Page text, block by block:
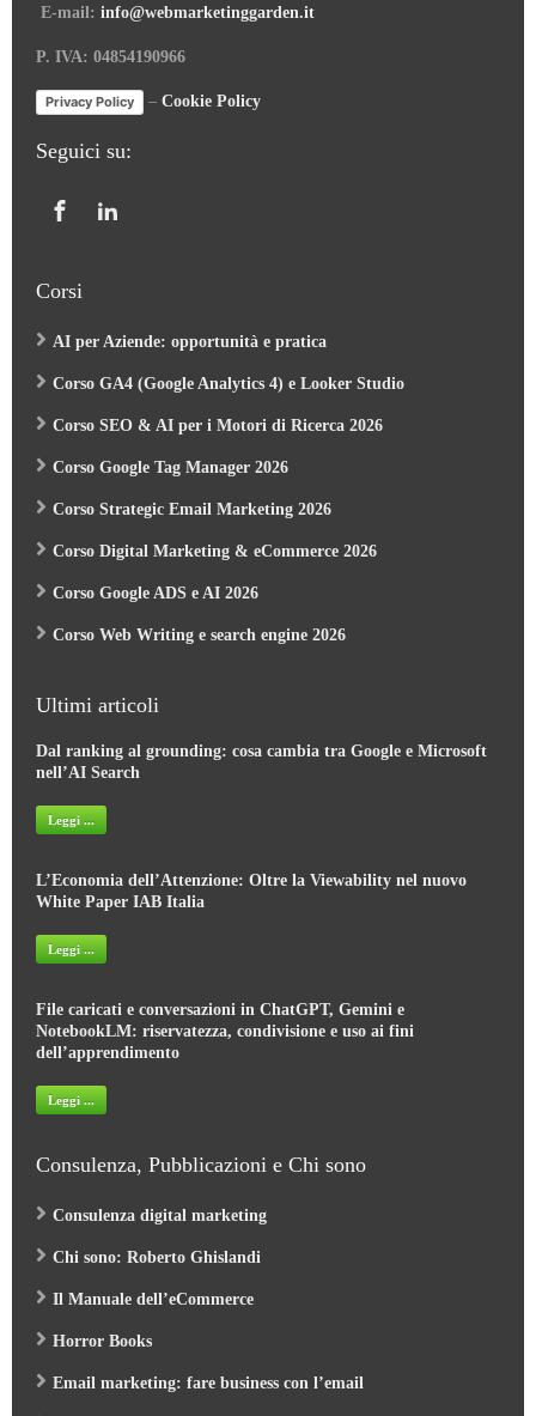
E-mail: info@webmarketinggarden.it
P. IVA: 04854190966
Privacy Policy – Cookie Policy
Seguici su:
Corsi
AI per Aziende: opportunità e pratica
Corso GA4 (Google Analytics 4) e Looker Studio
Corso SEO & AI per i Motori di Ricerca 2026
Corso Google Tag Manager 2026
Corso Strategic Email Marketing 2026
Corso Digital Marketing & eCommerce 2026
Corso Google ADS e AI 2026
Corso Web Writing e search engine 2026
Ultimi articoli
Dal ranking al grounding: cosa cambia tra Google e Microsoft
nell’AI Search
Leggi ...
L’Economia dell’Attenzione: Oltre la Viewability nel nuovo
White Paper IAB Italia
Leggi ...
File caricati e conversazioni in ChatGPT, Gemini e
NotebookLM: riservatezza, condivisione e uso ai fini
dell’apprendimento
Leggi ...
Consulenza, Pubblicazioni e Chi sono
Consulenza digital marketing
Chi sono: Roberto Ghislandi
Il Manuale dell’eCommerce
Horror Books
Email marketing: fare business con l’email